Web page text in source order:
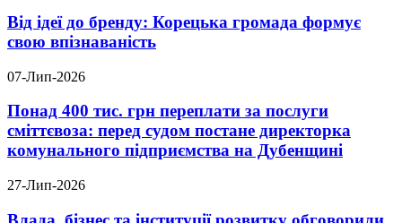
Від ідеї до бренду: Корецька громада формує
свою впізнаваність
07-Лип-2026
Понад 400 тис. грн переплати за послуги
сміттєвоза: перед судом постане директорка
комунального підприємства на Дубенщині
27-Лип-2026